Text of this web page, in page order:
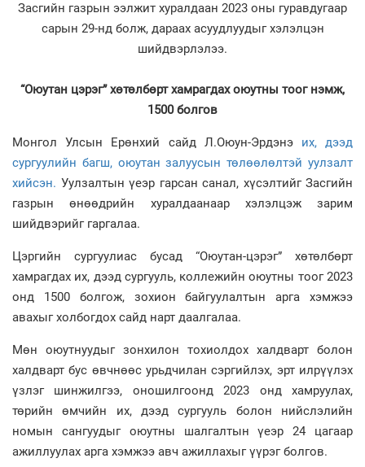
Засгийн газрын ээлжит хуралдаан 2023 оны гуравдугаар
сарын 29-нд болж, дараах асуудлуудыг хэлэлцэн
шийдвэрлэлээ.
“Оюутан цэрэг” хөтөлбөрт хамрагдах оюутны тоог нэмж,
1500 болгов
Монгол Улсын Ерөнхий сайд Л.Оюун-Эрдэнэ их, дээд
сургуулийн багш, оюутан залуусын төлөөлөлтэй уулзалт
хийсэн. Уулзалтын үеэр гарсан санал, хүсэлтийг Засгийн
газрын өнөөдрийн хуралдаанаар хэлэлцэж зарим
шийдвэрийг гаргалаа.
Цэргийн сургуулиас бусад “Оюутан-цэрэг” хөтөлбөрт
хамрагдах их, дээд сургууль, коллежийн оюутны тоог 2023
онд 1500 болгож, зохион байгуулалтын арга хэмжээ
авахыг холбогдох сайд нарт даалгалаа.
Мөн оюутнуудыг зонхилон тохиолдох халдварт болон
халдварт бус өвчнөөс урьдчилан сэргийлэх, эрт илрүүлэх
үзлэг шинжилгээ, оношилгоонд 2023 онд хамруулах,
төрийн өмчийн их, дээд сургууль болон нийслэлийн
номын сангуудыг оюутны шалгалтын үеэр 24 цагаар
ажиллуулах арга хэмжээ авч ажиллахыг үүрэг болгов.